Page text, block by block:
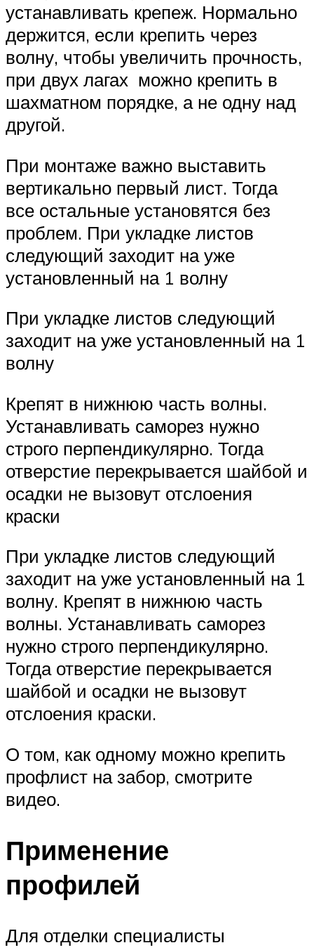
устанавливать крепеж. Нормально
держится, если крепить через
волну, чтобы увеличить прочность,
при двух лагах можно крепить в
шахматном порядке, а не одну над
другой.
При монтаже важно выставить
вертикально первый лист. Тогда
все остальные установятся без
проблем. При укладке листов
следующий заходит на уже
установленный на 1 волну
При укладке листов следующий
заходит на уже установленный на 1
волну
Крепят в нижнюю часть волны.
Устанавливать саморез нужно
строго перпендикулярно. Тогда
отверстие перекрывается шайбой и
осадки не вызовут отслоения
краски
При укладке листов следующий
заходит на уже установленный на 1
волну. Крепят в нижнюю часть
волны. Устанавливать саморез
нужно строго перпендикулярно.
Тогда отверстие перекрывается
шайбой и осадки не вызовут
отслоения краски.
О том, как одному можно крепить
профлист на забор, смотрите
видео.
Применение
профилей
Для отделки специалисты